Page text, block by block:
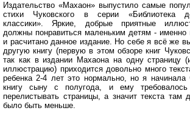
Издательство «Махаон» выпустило самые
стихи Чуковского в серии «Библиотека
классики». Яркие, добрые приятные
должны понравиться маленьким детям - именно
и расчитано данное издание. Но себе я всё же
другую книгу (первую в этом обзоре книг
так как в издании Махаона на одну страницу
иллюстрацию) приходится довольно много
ребенка 2-4 лет это нормально, но я начинала
книгу сыну с полугода, и ему
перелистывать страницы, а значит текста там
было быть меньше.